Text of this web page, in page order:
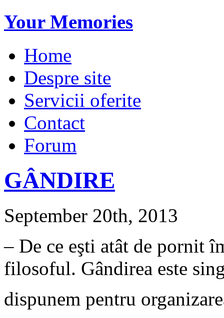
Your Memories
Home
Despre site
Servicii oferite
Contact
Forum
GÂNDIRE
September 20th, 2013
– De ce eşti atât de pornit
filosoful. Gândirea este
dispunem pentru